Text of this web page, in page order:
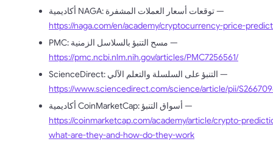
أكاديمية NAGA: توقعات أسعار العملات المشفرة —
https://naga.com/en/academy/cryptocurrency-price-
PMC: مسح التنبؤ بالسلاسل الزمنية —
https://pmc.ncbi.nlm.nih.gov/articles/PMC7256561/
ScienceDirect: التنبؤ على السلسلة والتعلم الآلي —
https://www.sciencedirect.com/science/article/pii/
أكاديمية CoinMarketCap: أسواق التنبؤ —
https://coinmarketcap.com/academy/article/crypto-
what-are-they-and-how-do-they-work